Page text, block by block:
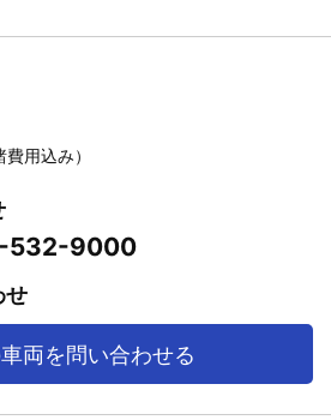
用込み）
532-9000
せ
両を問い合わせる